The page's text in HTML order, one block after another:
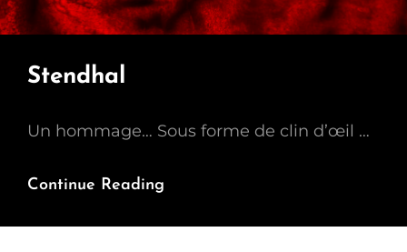
Stendhal
Un hommage… Sous forme de clin d’œil …
Continue Reading